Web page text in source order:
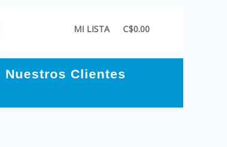
MI LISTA C$0.00
Nuestros Clientes